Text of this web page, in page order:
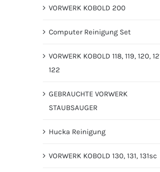
VORWERK KOBOLD 200
Computer Reinigung Set
VORWERK KOBOLD 118, 119, 120,
122
GEBRAUCHTE VORWERK
STAUBSAUGER
Hucka Reinigung
VORWERK KOBOLD 130, 131, 131sc